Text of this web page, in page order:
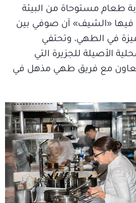
طعام مستوحاة من البيئة
فيها «الشيف» آن صوفي بين
في الطهي، وتحتفي
الأصيلة للجزيرة التي
مع فريق طهي مذهل في